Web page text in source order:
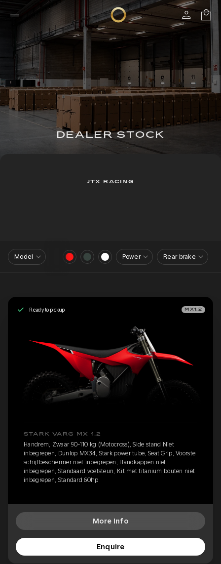
DEALER STOCK
JTX RACING
Model Power Rear brake
Ready to pickup MX1.2
STARK VARG MX 1.2
Handrem, Zwaar 90-110 kg (Motocross), Side stand Niet
inbegrepen, Dunlop MX34, Stark power tube, Seat Grip, Voorste
schijfbeschermer niet inbegrepen, Handkappen niet
inbegrepen, Standaard voetsteun, Kit met titanium bouten niet
inbegrepen, Standard 60hp
More Info
Enquire